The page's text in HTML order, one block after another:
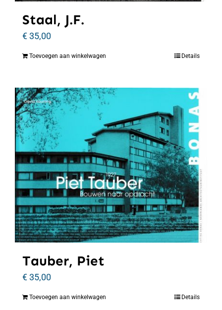
Staal, J.F.
€35,00
Toevoegen aan winkelwagen Details
Tauber, Piet
€35,00
Toevoegen aan winkelwagen Details